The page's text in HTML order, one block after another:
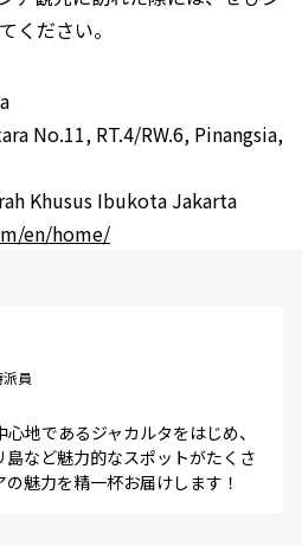
ください。
No.11, RT.4/RW.6, Pinangsia,
Khusus Ibukota Jakarta
en/home/
員
地であるジャカルタをはじめ、
など魅力的なスポットがたくさ
魅力を精一杯お届けします！